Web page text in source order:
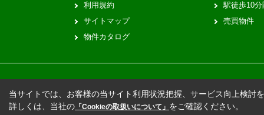
利用規約
サイトマップ
物件カタログ
駅徒歩10
売買物件
当サイトでは、お客様の当サイト利用状況把握、サービス向上検討
詳しくは、当社の 「Cookieの取扱いについて」 をご確認ください。